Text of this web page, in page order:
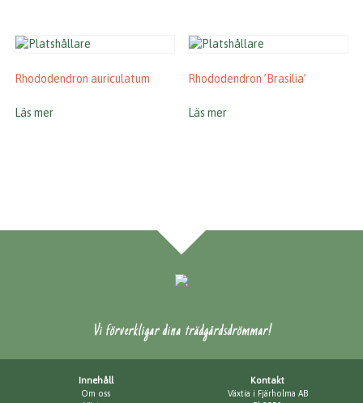
Rhododendron auriculatum
Läs mer
Rhododendron ’Brasilia’
Läs mer
Vi förverkligar dina trädgårdsdrömmar!
Innehåll
Om oss
Kontakt
Växtia i Fjärholma AB